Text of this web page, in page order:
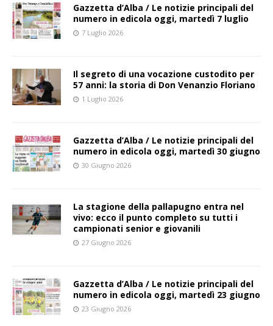
Gazzetta d’Alba / Le notizie principali del
numero in edicola oggi, martedì 7 luglio
7 Luglio 2026
Il segreto di una vocazione custodito per
57 anni: la storia di Don Venanzio Floriano
1 Luglio 2026
Gazzetta d’Alba / Le notizie principali del
numero in edicola oggi, martedì 30 giugno
30 Giugno 2026
La stagione della pallapugno entra nel
vivo: ecco il punto completo su tutti i
campionati senior e giovanili
27 Giugno 2026
Gazzetta d’Alba / Le notizie principali del
numero in edicola oggi, martedì 23 giugno
23 Giugno 2026